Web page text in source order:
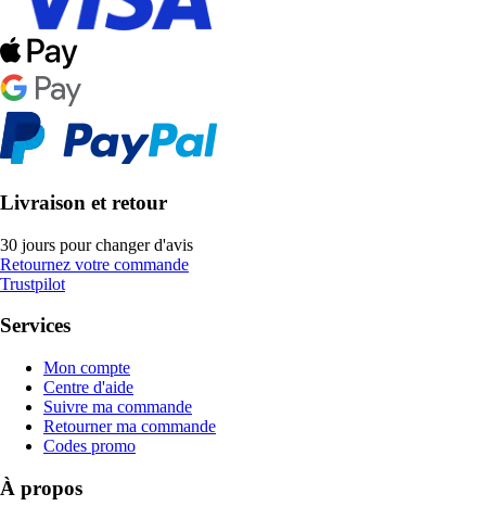
Livraison et retour
30 jours pour changer d'avis
Retournez votre commande
Trustpilot
Services
Mon compte
Centre d'aide
Suivre ma commande
Retourner ma commande
Codes promo
À propos